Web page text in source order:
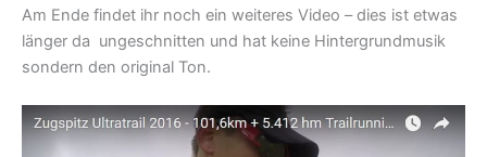
Am Ende findet ihr noch ein weiteres Video – dies ist etwas
länger da ungeschnitten und hat keine Hintergrundmusik
sondern den original Ton.